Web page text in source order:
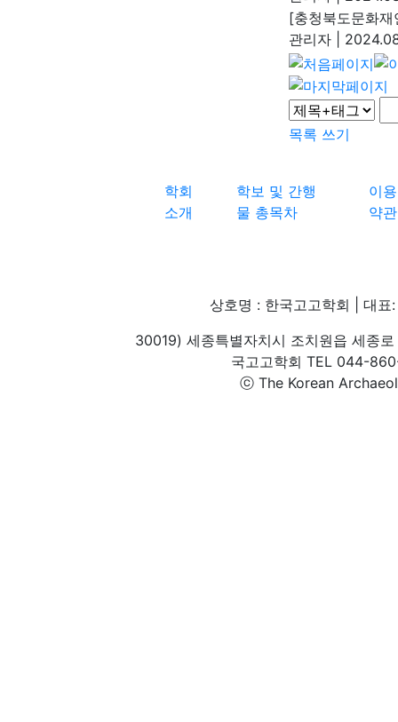
[충청북도문화재
관리자
목록 쓰기
학회
소개
학보 및 간행
물 총목차
이용
약관
상호명 : 한국고고학회 | 대
30019) 세종특별자치시 조치원읍 세종
국고고학회 TEL 044-
ⓒ The Korean